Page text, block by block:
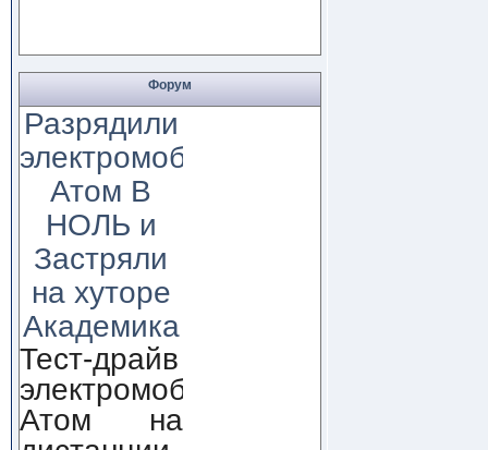
Форум
Разрядили
электромобиль
Атом В
НОЛЬ и
Застряли
на хуторе
Академика
Тест-драйв
электромобиля
Атом на